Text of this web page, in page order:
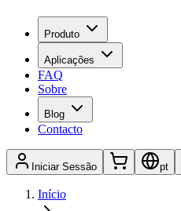
Produto
Aplicações
FAQ
Sobre
Blog
Contacto
Iniciar Sessão pt
Início